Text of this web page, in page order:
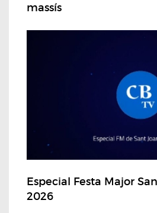
massís
Especial Festa Major
2026